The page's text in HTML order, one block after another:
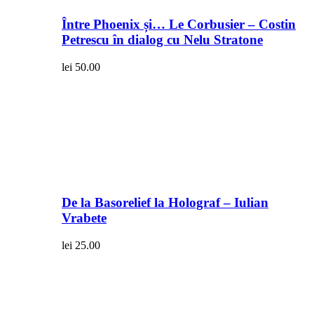
Între Phoenix și… Le Corbusier – Costin
Petrescu în dialog cu Nelu Stratone
lei 50.00
De la Basorelief la Holograf – Iulian
Vrabete
lei 25.00